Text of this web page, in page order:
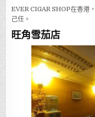
EVER CIGAR SHOP在香港
己任。
旺角雪茄店